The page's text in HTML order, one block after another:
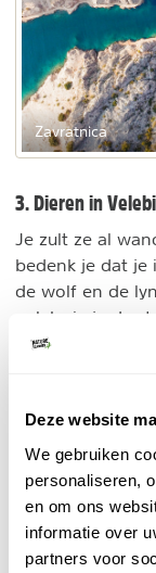
Deze website
We gebruiken
personaliseren,
en om ons
informatie over
partners voor
Zavratnica
3. Dieren in
Je zult ze al
bedenk je dat je
de wolf en de
geluk zie je de
boven de 2
insecten,
niet compleet.
4. Botanische tuin
In een van de
meter hoogte